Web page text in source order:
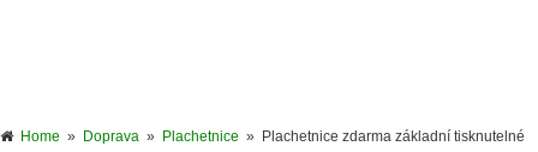
Home » Doprava » Plachetnice » Plachetnice zdarma základní tisknutelné